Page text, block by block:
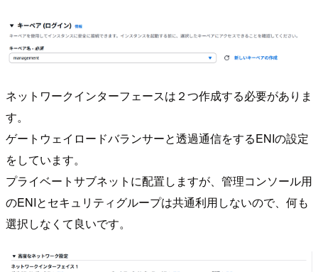
ネットワークインターフェースは２つ作成する必要がありま
す。
ゲートウェイロードバランサーと透過通信をするENIの設定
をしています。
プライベートサブネットに配置しますが、管理コンソール用
のENIとセキュリティグループは共通利用しないので、何も
選択しなくて良いです。